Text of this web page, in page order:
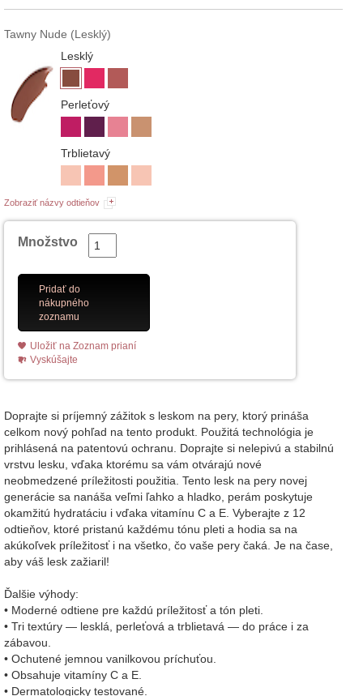
Tawny Nude (Lesklý)
Lesklý
Perleťový
Trblietavý
Zobraziť názvy odtieňov
Množstvo
Pridať do
nákupného
zoznamu
Uložiť na Zoznam prianí
Vyskúšajte
Doprajte si príjemný zážitok s leskom na pery, ktorý prináša
celkom nový pohľad na tento produkt. Použitá technológia je
prihlásená na patentovú ochranu. Doprajte si nelepivú a stabilnú
vrstvu lesku, vďaka ktorému sa vám otvárajú nové
neobmedzené príležitosti použitia. Tento lesk na pery novej
generácie sa nanáša veľmi ľahko a hladko, perám poskytuje
okamžitú hydratáciu i vďaka vitamínu C a E. Vyberajte z 12
odtieňov, ktoré pristanú každému tónu pleti a hodia sa na
akúkoľvek príležitosť i na všetko, čo vaše pery čaká. Je na čase,
aby váš lesk zažiaril!
Ďalšie výhody:
• Moderné odtiene pre každú príležitosť a tón pleti.
• Tri textúry — lesklá, perleťová a trblietavá — do práce i za
zábavou.
• Ochutené jemnou vanilkovou príchuťou.
• Obsahuje vitamíny C a E.
• Dermatologicky testované.